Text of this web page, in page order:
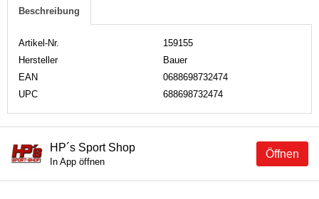
Beschreibung
Artikel-Nr.
159155
Hersteller
Bauer
EAN
0688698732474
UPC
688698732474
Öffnen
HP´s Sport Shop
In App öffnen